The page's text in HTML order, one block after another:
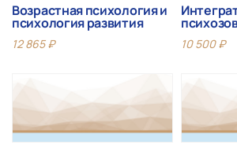
Возрастная психология и
психология развития
12 865₽ 10 500₽